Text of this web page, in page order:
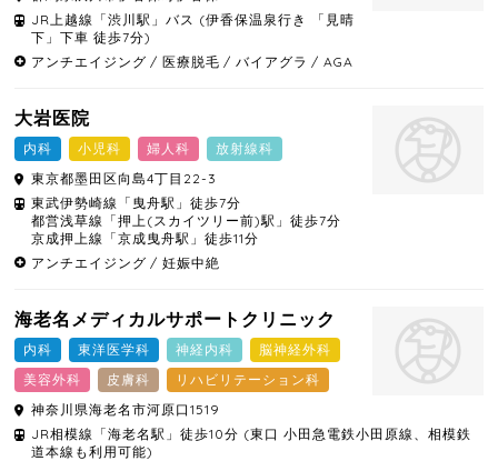
JR上越線「渋川駅」バス (伊香保温泉行き 「見晴
下」下車 徒歩7分)
アンチエイジング
医療脱毛 バイアグラ AGA
大岩医院
内科 小児科 婦人科
放射線科
東京都墨田区向島4丁目22-3
東武伊勢崎線「曳舟駅」徒歩7分
都営浅草線「押上(スカイツリー前)駅」徒歩7分
京成押上線「京成曳舟駅」徒歩11分
アンチエイジング
妊娠中絶
海老名メディカルサポートクリニック
内科 東洋医学科 神経内科
脳神経外科
美容外科
皮膚科
リハビリテーション科
神奈川県海老名市河原口1519
JR相模線「海老名駅」徒歩10分 (東口 小田急電鉄小田原線、相模鉄
道本線も利用可能)